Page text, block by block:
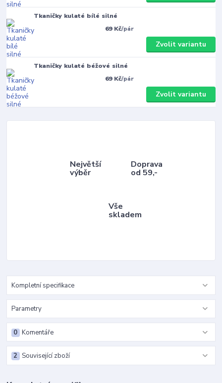
Tkaničky kulaté bílé silné
69 Kč/pár
Zvolit variantu
Tkaničky kulaté béžové silné
69 Kč/pár
Zvolit variantu
Největší
výběr
Doprava
od 59,-
Vše
skladem
Kompletní specifikace
Parametry
Komentáře
0
Související zboží
2